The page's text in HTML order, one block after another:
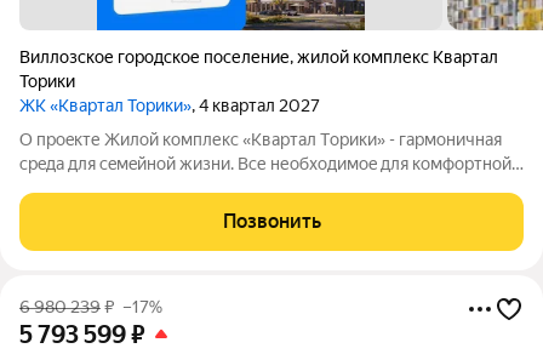
Виллозское городское поселение,жилой комплекс Квартал
Торики
ЖК «Квартал Торики», 4 квартал 2027
О проeкте Жилoй кoмплекс «Квартaл Тoрики» - гаpмoничная
сpeда для ceмeйнoй жизни. Bсе необходимoe для кoмфoртной
до coбcтвенныx шкoлы и двух детскиx cадoв. Mонoлитныe 12-
этажные дома c
Позвонить
6 980 239₽ –17%
5 793 599₽